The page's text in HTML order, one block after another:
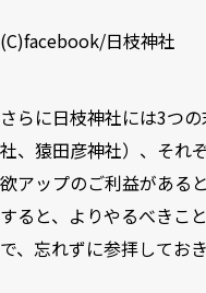
(C)facebook/日枝神社
さらに日枝神社には3つ
社、猿田彦神社）、それ
欲アップのご利益がある
すると、よりやるべきこ
で、忘れずに参拝してお